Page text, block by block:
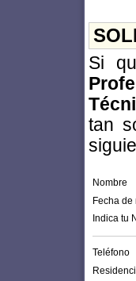
Si
tan
Nombre
Fecha
Indica tu
Teléfono